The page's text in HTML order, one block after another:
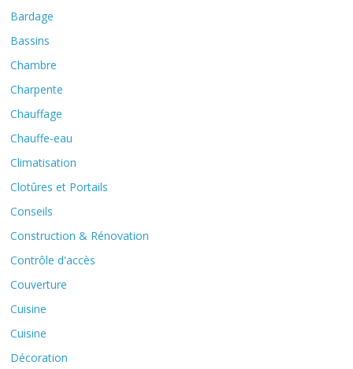
Bardage
Bassins
Chambre
Charpente
Chauffage
Chauffe-eau
Climatisation
Clotûres et Portails
Conseils
Construction & Rénovation
Contrôle d'accès
Couverture
Cuisine
Cuisine
Décoration